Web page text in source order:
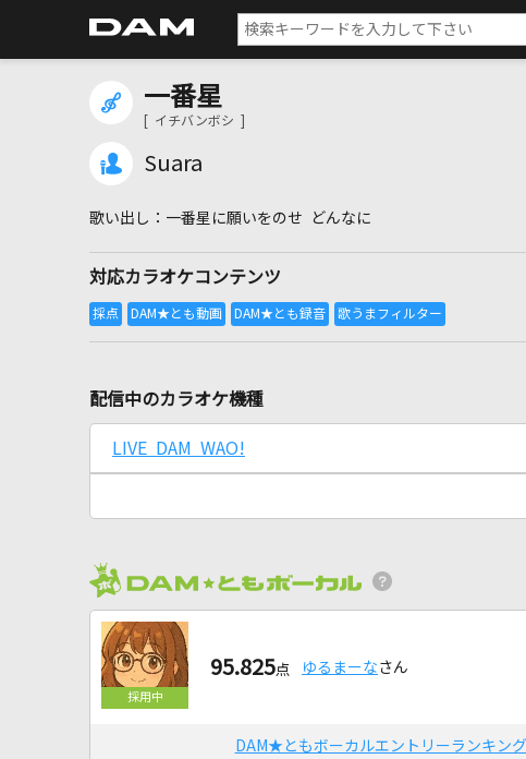
一番星
[ イチバンボシ ]
Suara
一番星に願いをのせ どんなに
対応カラオケコンテンツ
配信中のカラオケ機種
LIVE DAM WAO!
95.825点 ゆるまーな さん
DAM★ともボーカルエントリーランキング